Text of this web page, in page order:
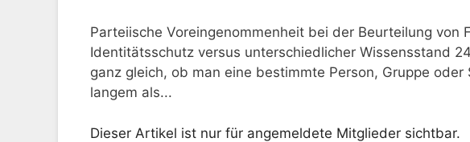
Parteiische Voreingenommenheit bei der Beurteilung von
Identitätsschutz versus unterschiedlicher Wissensstand
ganz gleich, ob man eine bestimmte Person, Gruppe
langem als...
Dieser Artikel ist nur für angemeldete Mitglieder sichtbar.